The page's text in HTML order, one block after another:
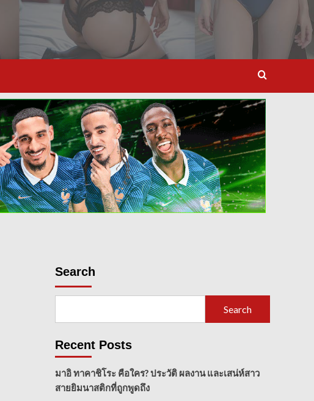
Search
Search
Recent Posts
มาอิ ทาคาชิโระ คือใคร? ประวัติ ผลงาน และเสน่ห์สาว
สายยิมนาสติกที่ถูกพูดถึง